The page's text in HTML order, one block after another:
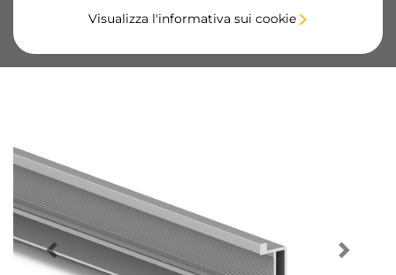
Visualizza l'informativa sui cookie